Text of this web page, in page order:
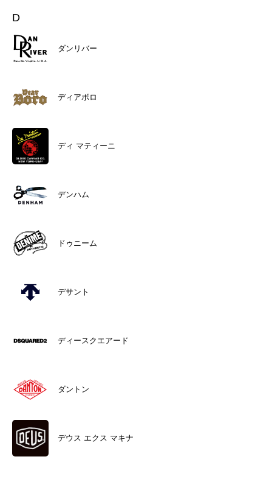
D
ダンリバー
ディアボロ
ディ マティーニ
デンハム
ドゥニーム
デサント
ディースクエアード
ダントン
デウス エクス マキナ